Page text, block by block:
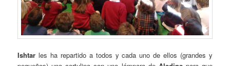
Ishtar les ha repartido a todos y cada uno de ellos (grandes y